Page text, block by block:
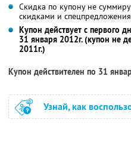
Скидка по купону не
скидками и
Купон действует c первого
31 января 2012г. (купон не
2011г.)
Купон действителен по 31
Узнай, как